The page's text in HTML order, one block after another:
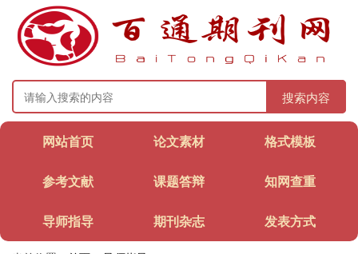
搜索内容
网站首页 论文素材 格式模板
参考文献 课题答辩 知网查重
导师指导 期刊杂志 发表方式